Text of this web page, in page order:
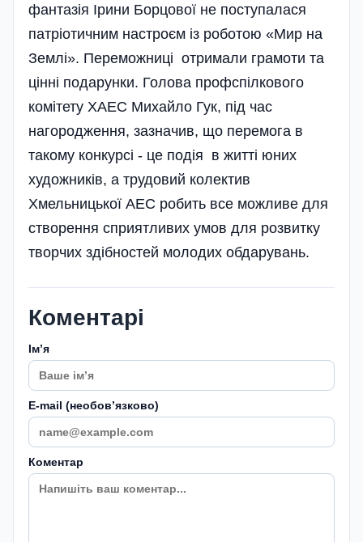
фантазія Іри­ни Борцової не поступалася
патріотичним настроєм із роботою «Мир на
Зе­млі». Переможниці отримали грамоти та
цінні подарунки. Голова профспілкового
комітету ХАЕС Михайло Гук, під час
нагородження, зазначив, що перемога в
такому конкурсі - це подія в житті юних
художників, а трудовий колектив
Хмельницької АЕС робить все можливе для
створення сприятливих умов для розвитку
творчих здібностей молодих обдарувань.
Коментарі
Імʼя
E-mail (необовʼязково)
Коментар